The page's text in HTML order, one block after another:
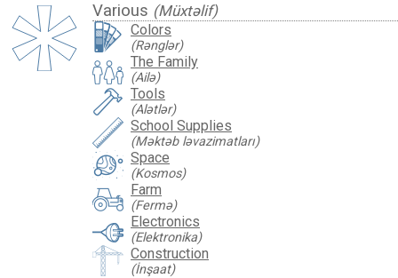
Various (Müxtəlif)
Colors
(Rənglər)
The Family
(Ailə)
Tools
(Alətlər)
School Supplies
(Məktəb ləvazimatları)
Space
(Kosmos)
Farm
(Fermə)
Electronics
(Elektronika)
Construction
(İnşaat)